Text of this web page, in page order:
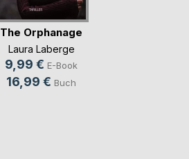
The Orphanage
Laura Laberge
9,99 € E-Book
16,99 € Buch